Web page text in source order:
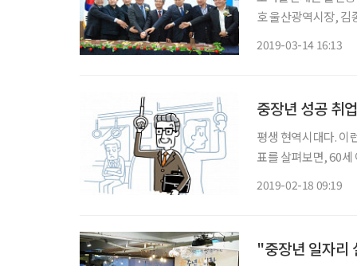
호 울산광역시장, 김
2019-03-14 16:13
중장년 성공 취
평생 현역시대다. 이
표를 살펴보면, 60세
2019-02-18 09:19
"중장년 일자리